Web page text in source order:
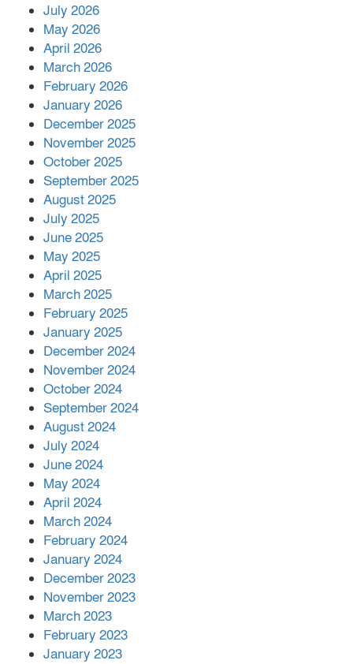
পর ফোন তারেক রহমানের,গ্যাস সঙ্কট
সহায়তা দিলেন সাচিং প্রু জেরী
July 2026
May 2026
April 2026
March 2026
February 2026
January 2026
December 2025
November 2025
October 2025
September 2025
August 2025
July 2025
June 2025
May 2025
April 2025
March 2025
February 2025
January 2025
December 2024
November 2024
October 2024
September 2024
August 2024
July 2024
June 2024
May 2024
April 2024
March 2024
February 2024
January 2024
December 2023
November 2023
March 2023
February 2023
January 2023